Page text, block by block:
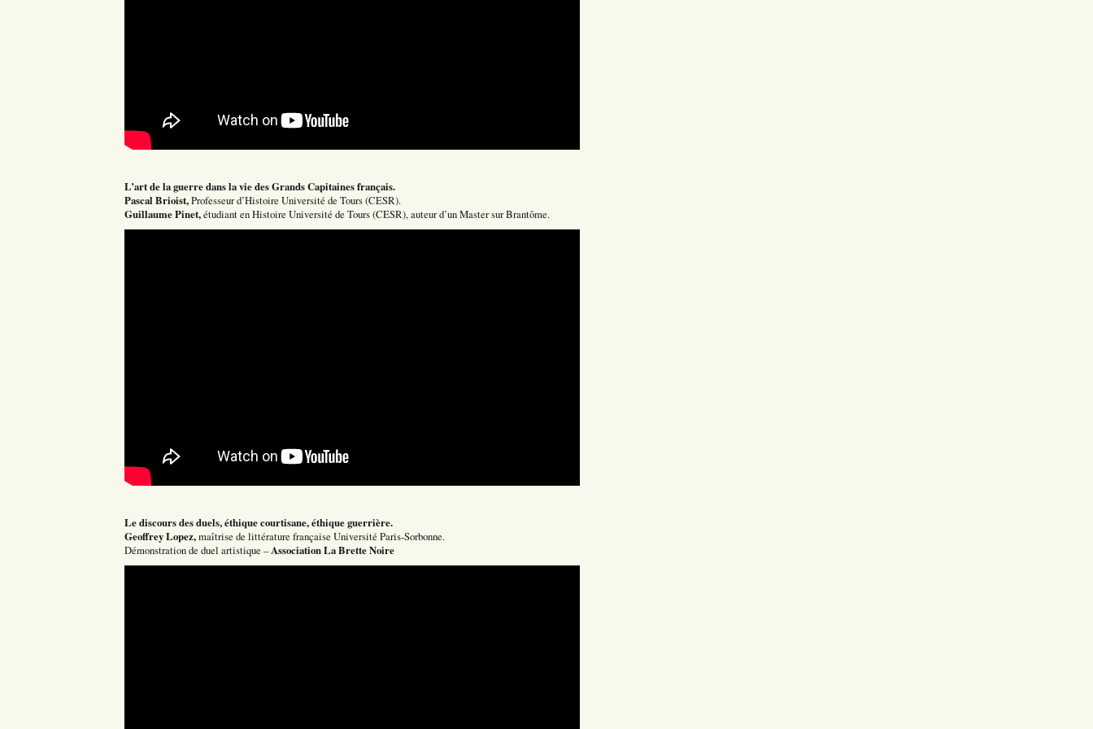
L’art de la guerre dans la vie des Grands Capitaines français.
Pascal Brioist,Professeur d’Histoire Université de Tours (CESR).
Guillaume Pinet,étudiant en Histoire Université de Tours (CESR), auteur d’un Master sur Brantôme.
Le discours des duels, éthique courtisane, éthique guerrière.
Geoffrey Lopez,maîtrise de littérature française Université Paris-Sorbonne.
Démonstration de duel artistique –Association La Brette Noire